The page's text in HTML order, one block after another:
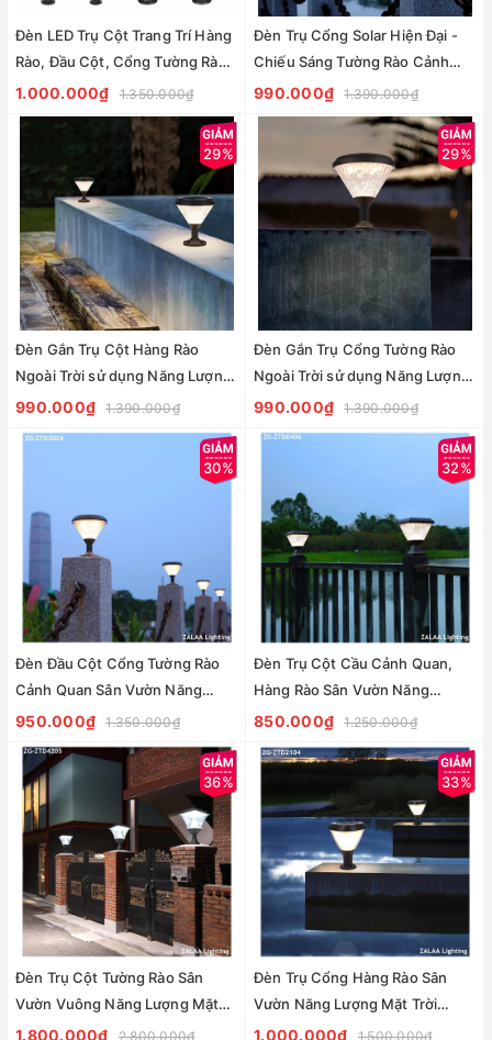
Đèn LED Trụ Cột Trang Trí Hàng
Rào, Đầu Cột, Cổng Tường Rào
Ngoài Trời Sử Dụng Năng Lượng
Mặt Trời Chiếu Sáng
1.000.000₫ 1.350.000₫
Đèn Trụ Cổng Solar Hiện Đại -
Chiếu Sáng Tường Rào Cảnh
Quan Sân Vườn Zalaa ZG-
ZTD0705
990.000₫ 1.390.000₫
29%
Đèn Gắn Trụ Cột Hàng Rào
Ngoài Trời sử dụng Năng Lượng
Mặt Trời chiếu sáng Zalaa ZG-
990.000₫ 1.390.000₫
29%
Đèn Gắn Trụ Cổng Tường Rào
Ngoài Trời sử dụng Năng Lượng
Mặt Trời chiếu sáng Zalaa ZG-
990.000₫ 1.390.000₫
30%
Đèn Đầu Cột Cổng Tường Rào
Cảnh Quan Sân Vườn Năng
Lượng Mặt Trời Zalaa ZG-
ZTD3004
950.000₫ 1.350.000₫
32%
Đèn Trụ Cột Cầu Cảnh Quan,
Hàng Rào Sân Vườn Năng
Lượng Mặt Trời Zalaa ZG-
850.000₫ 1.250.000₫
36%
Đèn Trụ Cột Tường Rào Sân
Vườn Vuông Năng Lượng Mặt
Trời Zalaa ZG-ZTD4205
1.800.000₫ 2.800.000₫
33%
Đèn Trụ Cổng Hàng Rào Sân
Vườn Năng Lượng Mặt Trời
Zalaa ZG-ZTD2104
1.000.000₫ 1.500.000₫